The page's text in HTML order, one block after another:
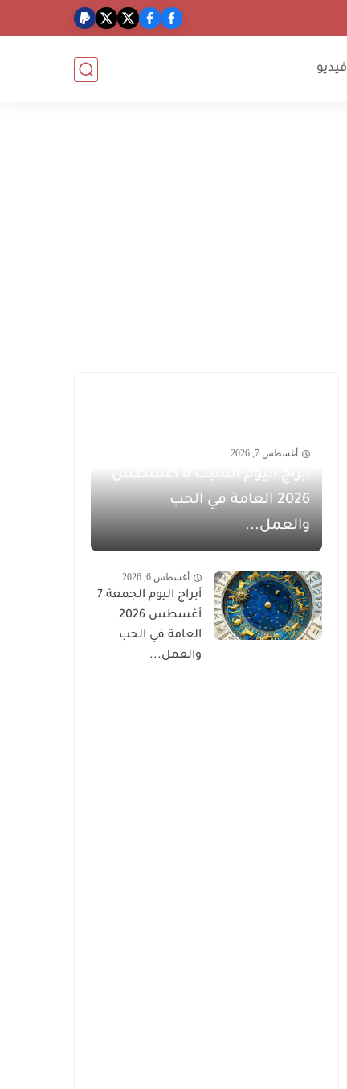
فيديو
أغسطس 7, 2026
أبراج اليوم السبت 8 أغسطس
2026 العامة في الحب
والعمل...
أغسطس 6, 2026
أبراج اليوم الجمعة 7
أغسطس 2026
العامة في الحب
والعمل...